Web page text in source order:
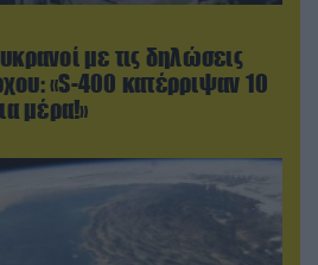
με τις δηλώσεις
«S-400 κατέρριψαν 10
μέρα!»